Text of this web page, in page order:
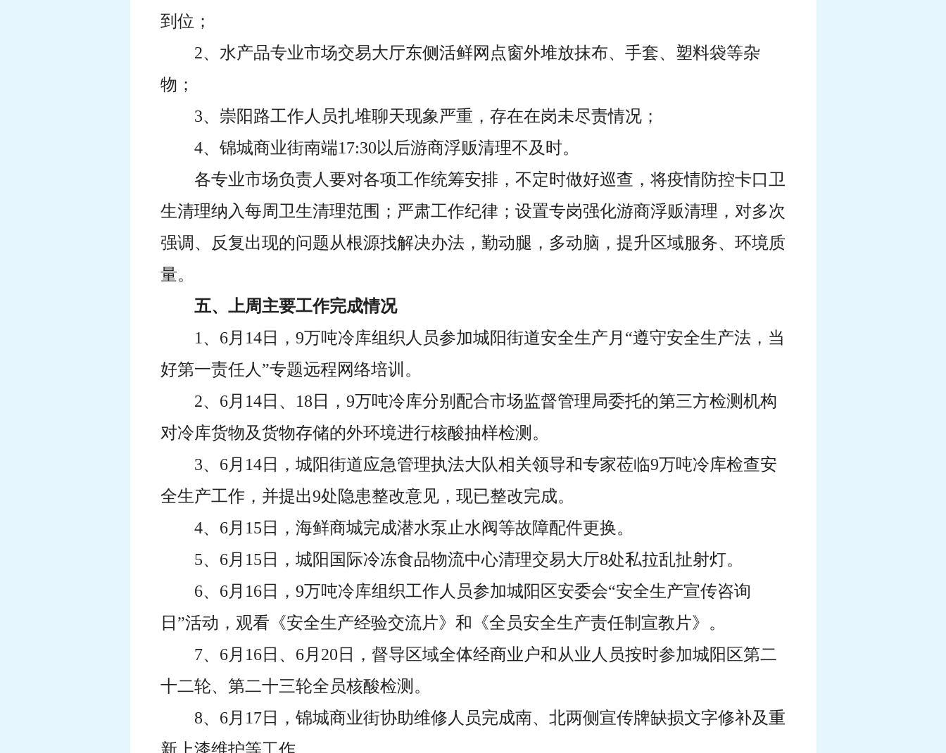
到位；
2、水产品专业市场交易大厅东侧活鲜网点窗外堆放抹布、手套、塑料袋等杂
物；
3、崇阳路工作人员扎堆聊天现象严重，存在在岗未尽责情况；
4、锦城商业街南端17:30以后游商浮贩清理不及时。
各专业市场负责人要对各项工作统筹安排，不定时做好巡查，将疫情防控卡口卫
生清理纳入每周卫生清理范围；严肃工作纪律；设置专岗强化游商浮贩清理，对多次
强调、反复出现的问题从根源找解决办法，勤动腿，多动脑，提升区域服务、环境质
量。
五、上周主要工作完成情况
1、6月14日，9万吨冷库组织人员参加城阳街道安全生产月“遵守安全生产法，当
好第一责任人”专题远程网络培训。
2、6月14日、18日，9万吨冷库分别配合市场监督管理局委托的第三方检测机构
对冷库货物及货物存储的外环境进行核酸抽样检测。
3、6月14日，城阳街道应急管理执法大队相关领导和专家莅临9万吨冷库检查安
全生产工作，并提出9处隐患整改意见，现已整改完成。
4、6月15日，海鲜商城完成潜水泵止水阀等故障配件更换。
5、6月15日，城阳国际冷冻食品物流中心清理交易大厅8处私拉乱扯射灯。
6、6月16日，9万吨冷库组织工作人员参加城阳区安委会“安全生产宣传咨询
日”活动，观看《安全生产经验交流片》和《全员安全生产责任制宣教片》。
7、6月16日、6月20日，督导区域全体经商业户和从业人员按时参加城阳区第二
十二轮、第二十三轮全员核酸检测。
8、6月17日，锦城商业街协助维修人员完成南、北两侧宣传牌缺损文字修补及重